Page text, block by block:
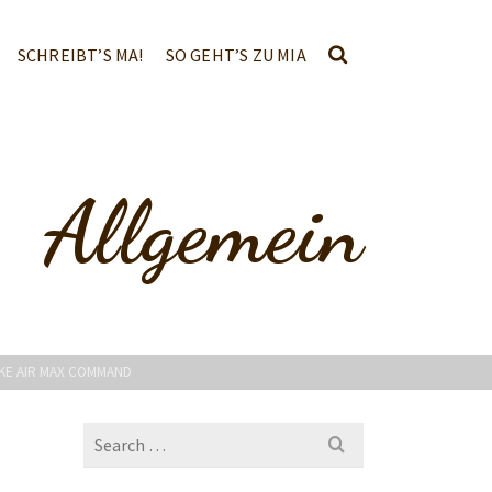
SCHREIBT’S MA! SO GEHT’S ZU MIA
Allgemein
AIR MAX COMMAND
Search
for: